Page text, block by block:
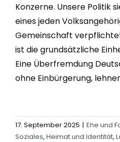
Konzerne. Unsere Politik
eines jeden
Gemeinschaft
ist die grundsätzliche
Eine Überfremdung
ohne Einbürgerung,
17. September 2025 | Ehe und
Soziales, Heimat und Identität,